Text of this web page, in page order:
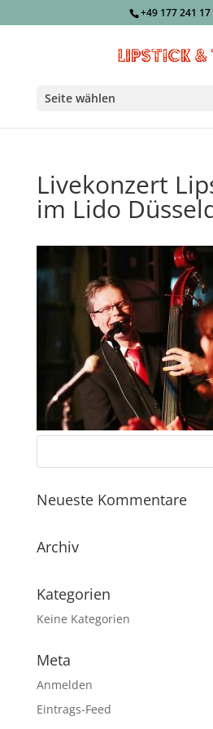
+49 177 241 17
Seite wählen
Livekonzert
im Lido
Neueste Kommentare
Archiv
Kategorien
Keine Kategorien
Meta
Anmelden
Eintrags-Feed